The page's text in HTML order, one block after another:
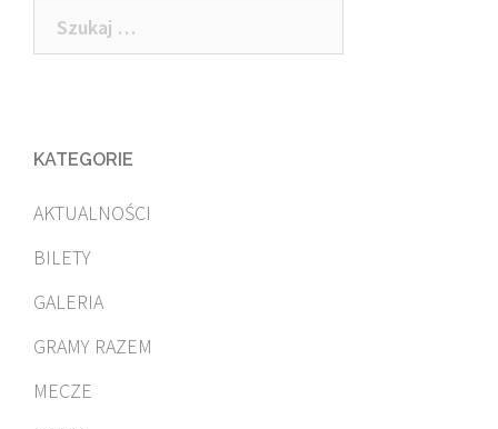
Szukaj:
KATEGORIE
AKTUALNOŚCI
BILETY
GALERIA
GRAMY RAZEM
MECZE